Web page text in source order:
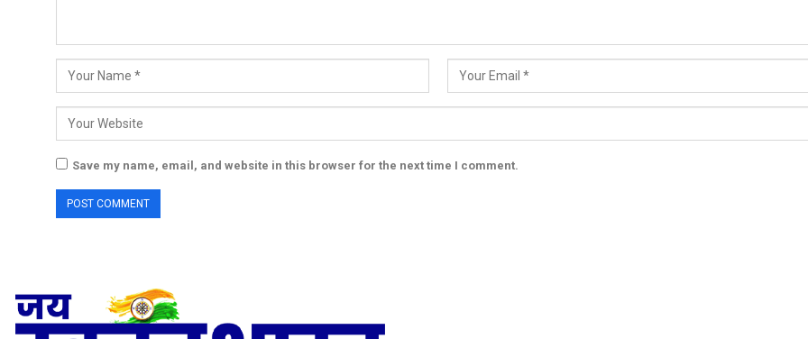
Save my name, email, and website in this browser for the next time I comment.